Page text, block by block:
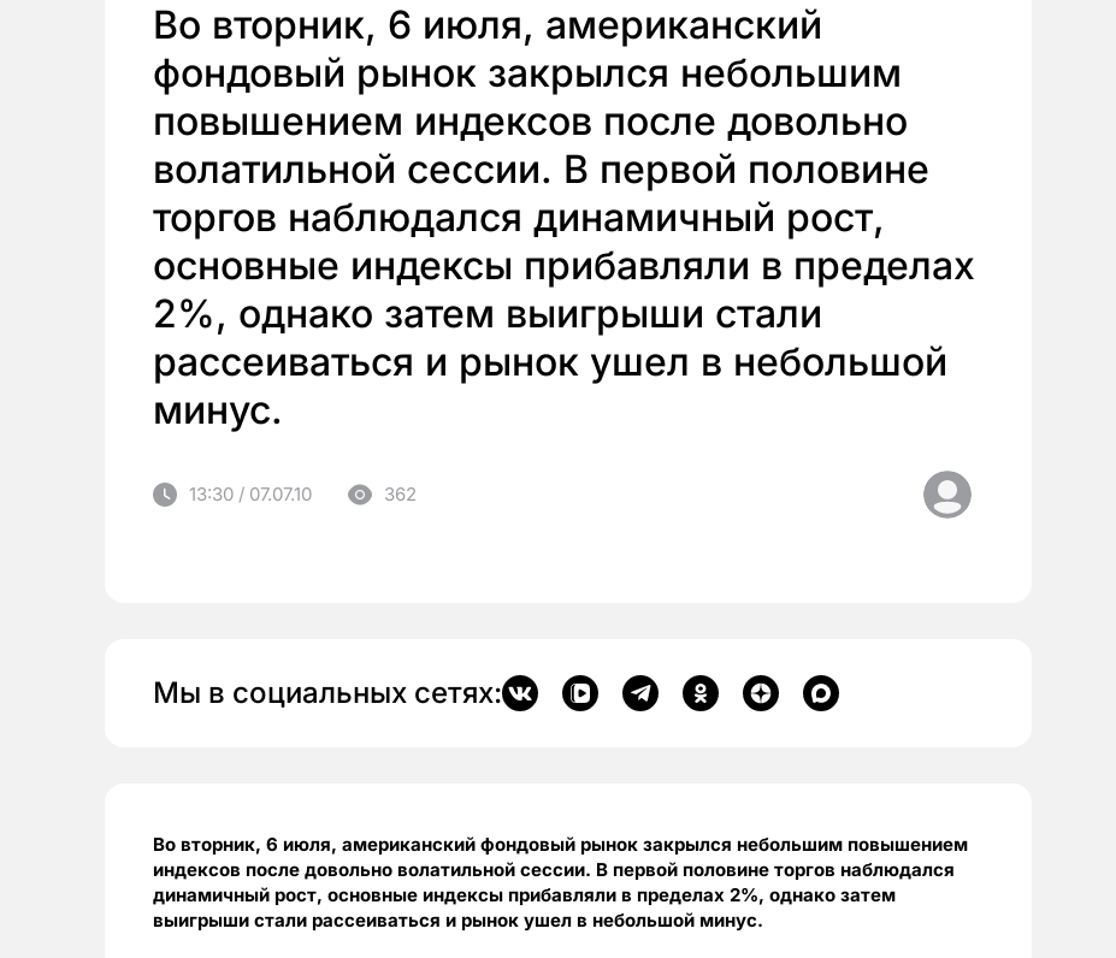
Во вторник, 6 июля, американский
фондовый рынок закрылся небольшим
повышением индексов после довольно
волатильной сессии. В первой половине
торгов наблюдался динамичный рост,
основные индексы прибавляли в пределах
2%, однако затем выигрыши стали
рассеиваться и рынок ушел в небольшой
минус.
13:30 / 07.07.10 362
Мы в социальных сетях:
Во вторник, 6 июля, американский фондовый рынок закрылся небольшим повышением
индексов после довольно волатильной сессии. В первой половине торгов наблюдался
динамичный рост, основные индексы прибавляли в пределах 2%, однако затем
выигрыши стали рассеиваться и рынок ушел в небольшой минус.